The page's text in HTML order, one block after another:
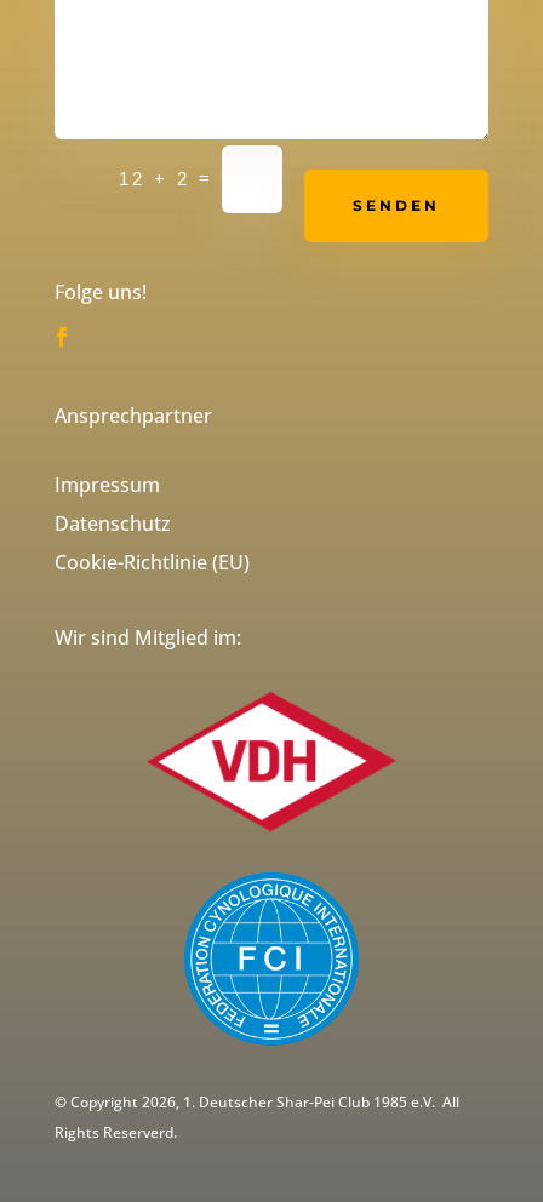
12 + 2 =
SENDEN
Alternative:
Folge uns!
Ansprechpartner
Impressum
Datenschutz
Cookie-Richtlinie (EU)
Wir sind Mitglied im:
©Copyright 2026, 1. Deutscher Shar-Pei Club 1985 e.V. All
Rights Reserverd.